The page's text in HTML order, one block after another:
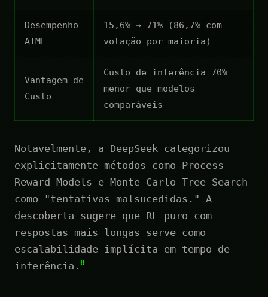
Desempenho
AIME
15,6% → 71% (86,7% com
votação por maioria)
Vantagem de
Custo
Custo de inferência 70%
menor que modelos
comparáveis
Notavelmente, a DeepSeek categorizou
explicitamente métodos como Process
Reward Models e Monte Carlo Tree Search
como "tentativas malsucedidas." A
descoberta sugere que RL puro com
respostas mais longas serve como
escalabilidade implícita em tempo de
inferência. 8